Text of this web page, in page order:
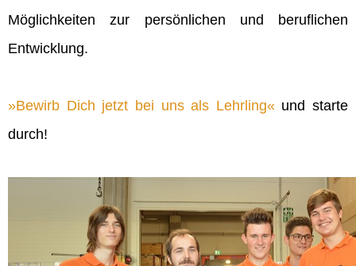
Möglichkeiten zur persönlichen und beruflichen
Entwicklung.
Bewirb Dich jetzt bei uns als Lehrling und starte
durch!